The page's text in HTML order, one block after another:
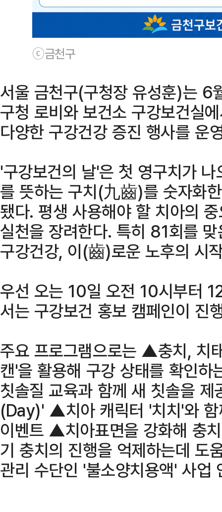
ⓒ금천구
서울 금천구(구청장 유성훈)는 6
구청 로비와 보건소 구강보건실
다양한 구강건강 증진 행사를 운
'구강보건의 날'은 첫 영구치가
를 뜻하는 구치(九齒)를 숫자화
됐다. 평생 사용해야 할 치아의
실천을 장려한다. 특히 81회를
구강건강, 이(齒)로운 노후의 시
우선 오는 10일 오전 10시부터
서는 구강보건 홍보 캠페인이 진
주요 프로그램으로는 ▲충치, 치
캔'을 활용해 구강 상태를 확인
칫솔질 교육과 함께 새 칫솔을
(Day)' ▲치아 캐릭터 '치치'와 함
이벤트 ▲치아표면을 강화해 충
기 충치의 진행을 억제하는데 도
관리 수단인 '불소양치용액' 사업